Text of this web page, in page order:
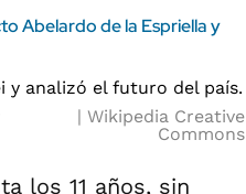
Abelardo de la Espriella y
Wikipedia Creative
Commons
los 11 años, sin